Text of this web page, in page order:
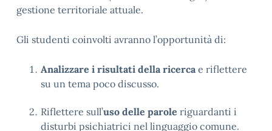
gestione territoriale attuale.
Gli studenti coinvolti avranno l’opportunità di:
Analizzare i risultati della ricercae riflettere
su un tema poco discusso.
Riflettere sull’uso delle parole riguardanti i
disturbi psichiatrici nel linguaggio comune.